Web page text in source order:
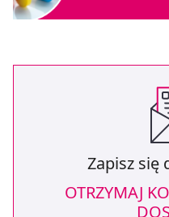
Zapisz się
OTRZYMAJ